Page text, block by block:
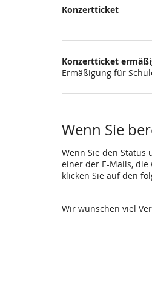
Konzertticket
Konzertticket
Ermäßigung für
Wenn Sie
Wenn Sie den Status
einer der E-Mails,
klicken Sie auf den
Wir wünschen viel